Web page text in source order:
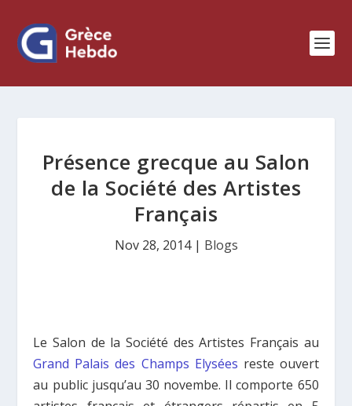
Présence grecque au Salon
de la Société des Artistes
Français
Nov 28, 2014| Blogs
Le Salon de la Société des Artistes Français au
Grand Palais des Champs Elysées reste ouvert
au public jusqu’au 30 novembe. Ιl comporte 650